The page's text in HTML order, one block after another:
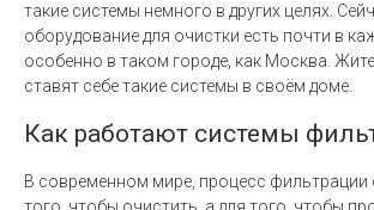
такие системы немного в других целях.
оборудование для очистки есть почти в
особенно в таком городе, как Москва.
ставят себе такие системы в своём доме.
Как работают системы
В современном мире, процесс фильтрации